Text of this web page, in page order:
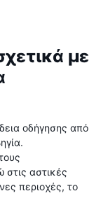
με
οδήγησης από
στις αστικές
περιοχές, το